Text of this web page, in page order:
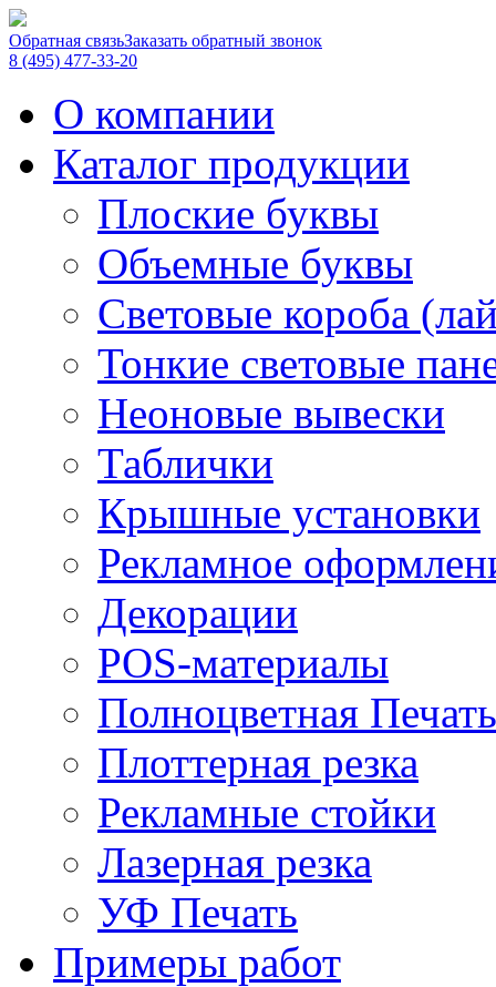
Обратная связьЗаказать обратный звонок
8 (495) 477-33-20
О компании
Каталог продукции
Плоские буквы
Объемные буквы
Световые короба
Тонкие световые
Неоновые вывески
Таблички
Крышные установки
Рекламное
Декорации
POS-материалы
Полноцветная Печать
Плоттерная резка
Рекламные стойки
Лазерная резка
УФ Печать
Примеры работ